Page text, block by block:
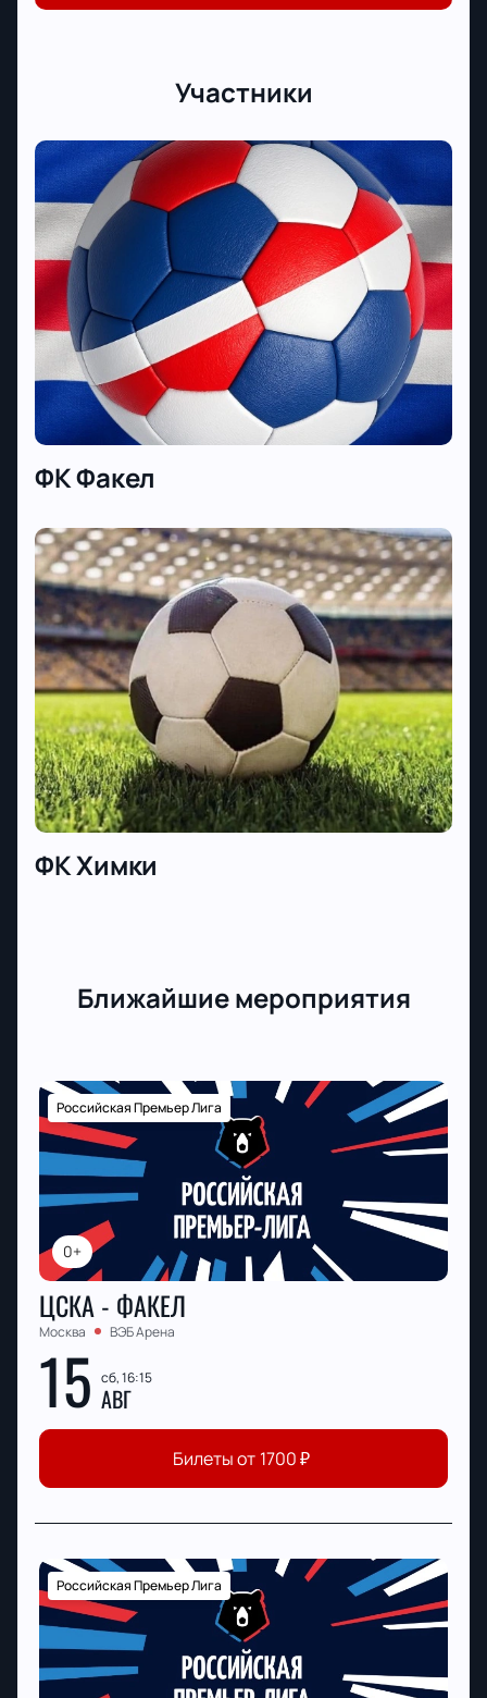
Участники
ФК Факел
ФК Химки
Ближайшие мероприятия
0+
Российская Премьер Лига
ЦСКА - ФАКЕЛ
Москва ВЭБ Арена
15 сб, 16:15
АВГ
Билеты от 1700₽
Российская Премьер Лига